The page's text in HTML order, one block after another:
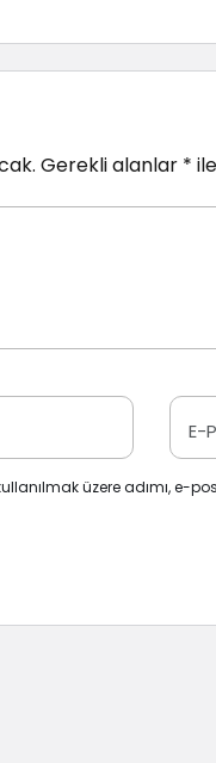
Gerekli alanlar *
E-
üzere adımı, e-